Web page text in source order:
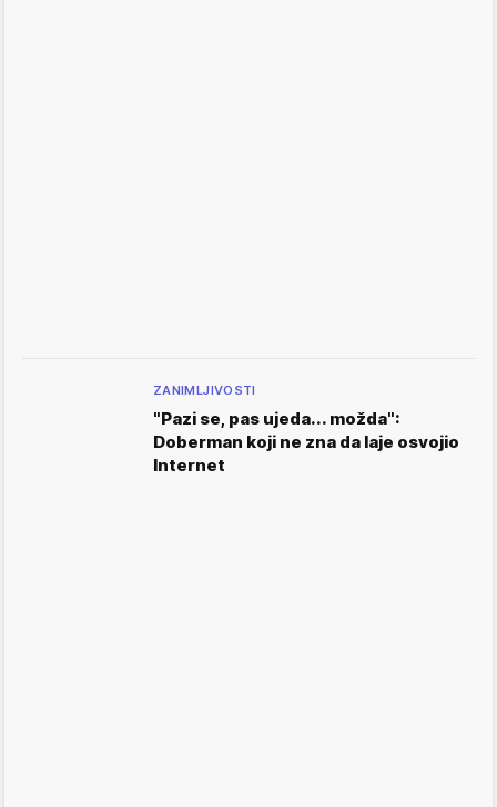
ZANIMLJIVOSTI
"Pazi se, pas ujeda... možda":
Doberman koji ne zna da laje osvojio
Internet